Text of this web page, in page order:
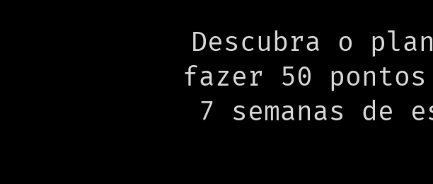
Descubra o
fazer 50 pontos
7 semanas de